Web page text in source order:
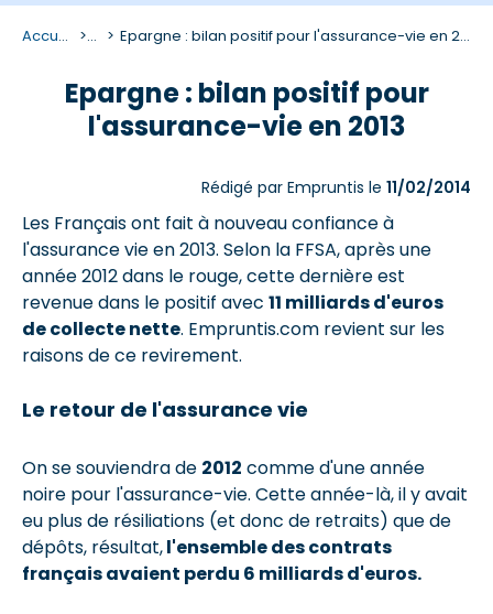
Accueil ... Epargne : bilan positif pour l'assurance-vie en 2013
Epargne : bilan positif pour
l'assurance-vie en 2013
Rédigé par Empruntis le 11/02/2014
Les Français ont fait à nouveau confiance à
l'assurance vie en 2013. Selon la FFSA, après une
année 2012 dans le rouge, cette dernière est
revenue dans le positif avec 11 milliards d'euros
de collecte nette. Empruntis.com revient sur les
raisons de ce revirement.
Le retour de l'assurance vie
On se souviendra de 2012 comme d'une année
noire pour l'assurance-vie. Cette année-là, il y avait
eu plus de résiliations (et donc de retraits) que de
dépôts, résultat,l'ensemble des contrats
français avaient perdu 6 milliards d'euros.